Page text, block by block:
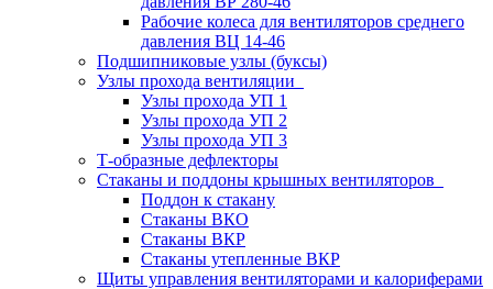
Рабочие колеса для вентиляторов среднего
давления ВЦ 14-46
Подшипниковые узлы (буксы)
Узлы прохода вентиляции
Узлы прохода УП 1
Узлы прохода УП 2
Узлы прохода УП 3
Т-образные дефлекторы
Стаканы и поддоны крышных вентиляторов
Поддон к стакану
Стаканы ВКО
Стаканы ВКР
Стаканы утепленные ВКР
Щиты управления вентиляторами и калориферами